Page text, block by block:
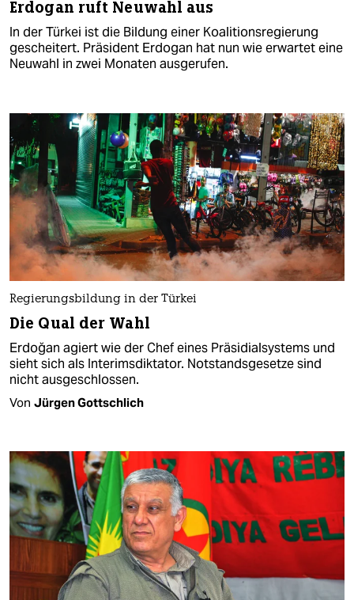
Erdogan ruft Neuwahl aus
In der Türkei ist die Bildung einer Koalitionsregierung
gescheitert. Präsident Erdogan hat nun wie erwartet eine
Neuwahl in zwei Monaten ausgerufen.
Regierungsbildung in der Türkei
Die Qual der Wahl
Erdoğan agiert wie der Chef eines Präsidialsystems und
sieht sich als Interimsdiktator. Notstandsgesetze sind
nicht ausgeschlossen.
Von Jürgen Gottschlich